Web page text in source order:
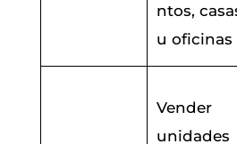
ntos,
u oficinas
Vender
unidades